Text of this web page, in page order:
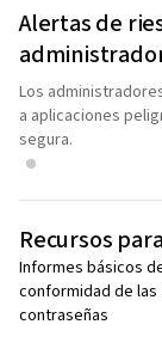
Alertas de
Los
a aplicaciones
segura.
Recursos
Informes básicos
conformidad de las
contraseñas